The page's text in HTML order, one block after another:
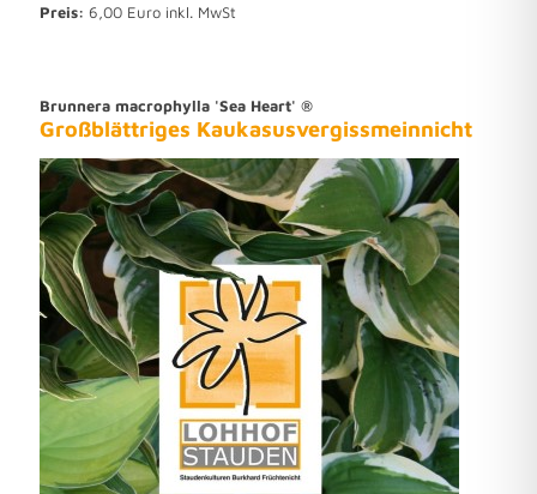
Preis: 6,00 Euro inkl. MwSt
Brunnera macrophylla 'Sea Heart' ®
Großblättriges Kaukasusvergissmeinnicht